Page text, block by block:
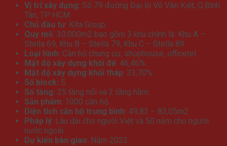
Vị trí xây dựng: Số 79 đường Đại lộ Võ Văn Kiệt, Q.Bình
Tân, TP HCM.
Chủ đầu tư: Kita Group.
Quy mô: 30.000m2 bao gồm 3 khu chính là: Khu A –
Stella 69, Khu B – Stella 79, Khu C – Stella 89.
Loại hình: Căn hộ chung cư, shophouse, officetel.
Mật độ xây dựng khối đế: 46,46%.
Mật độ xây dựng khối tháp: 33,70%.
Số block: 5.
Số tầng: 25 tầng nổi và 2 tầng hầm.
Sản phẩm: 1000 căn hộ.
Diện tích căn hộ trung bình: 49,83 – 83,05m2.
Pháp lý: Lâu dài cho người Việt và 50 năm cho người
nước ngoài.
Dự kiến bàn giao: Năm 2023.